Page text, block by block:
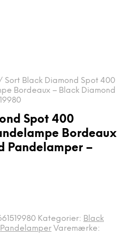
Sort Black Diamond Spot 400
Bordeaux – Black Diamond
Spot 400
Bordeaux
Pandelamper –
Kategorier: Black
Pandelamper Varemærke: